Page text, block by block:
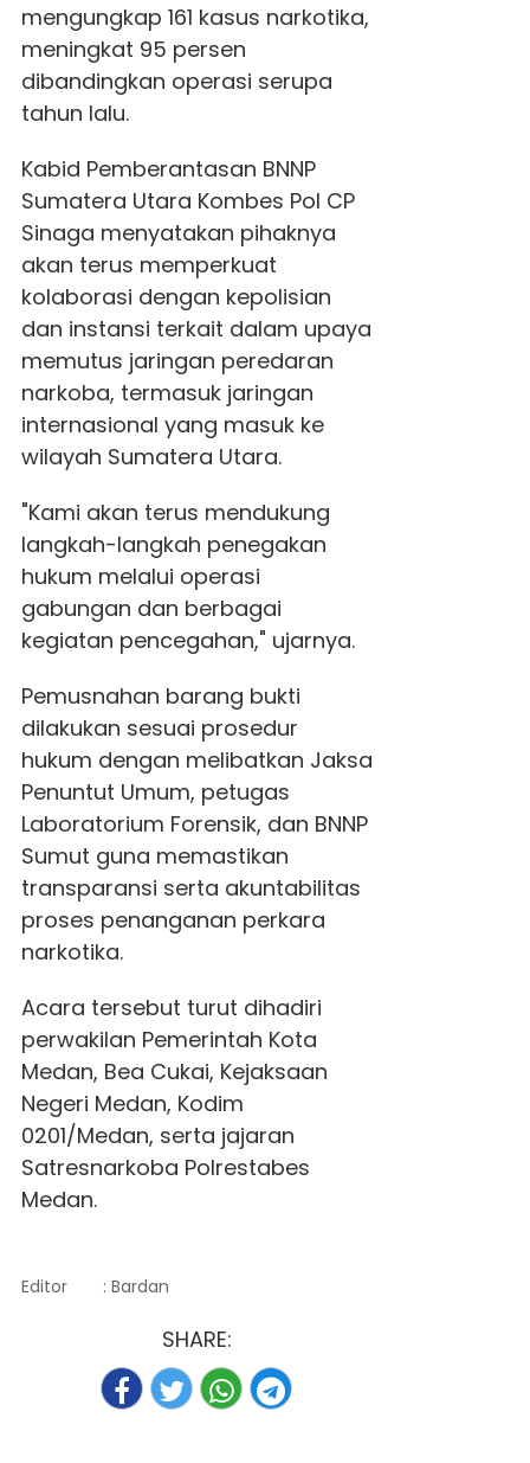
mengungkap 161 kasus narkotika,
meningkat 95 persen
dibandingkan operasi serupa
tahun lalu.
Kabid Pemberantasan BNNP
Sumatera Utara Kombes Pol CP
Sinaga menyatakan pihaknya
akan terus memperkuat
kolaborasi dengan kepolisian
dan instansi terkait dalam upaya
memutus jaringan peredaran
narkoba, termasuk jaringan
internasional yang masuk ke
wilayah Sumatera Utara.
"Kami akan terus mendukung
langkah-langkah penegakan
hukum melalui operasi
gabungan dan berbagai
kegiatan pencegahan," ujarnya.
Pemusnahan barang bukti
dilakukan sesuai prosedur
hukum dengan melibatkan Jaksa
Penuntut Umum, petugas
Laboratorium Forensik, dan BNNP
Sumut guna memastikan
transparansi serta akuntabilitas
proses penanganan perkara
narkotika.
Acara tersebut turut dihadiri
perwakilan Pemerintah Kota
Medan, Bea Cukai, Kejaksaan
Negeri Medan, Kodim
0201/Medan, serta jajaran
Satresnarkoba Polrestabes
Medan.
Editor : Bardan
SHARE: